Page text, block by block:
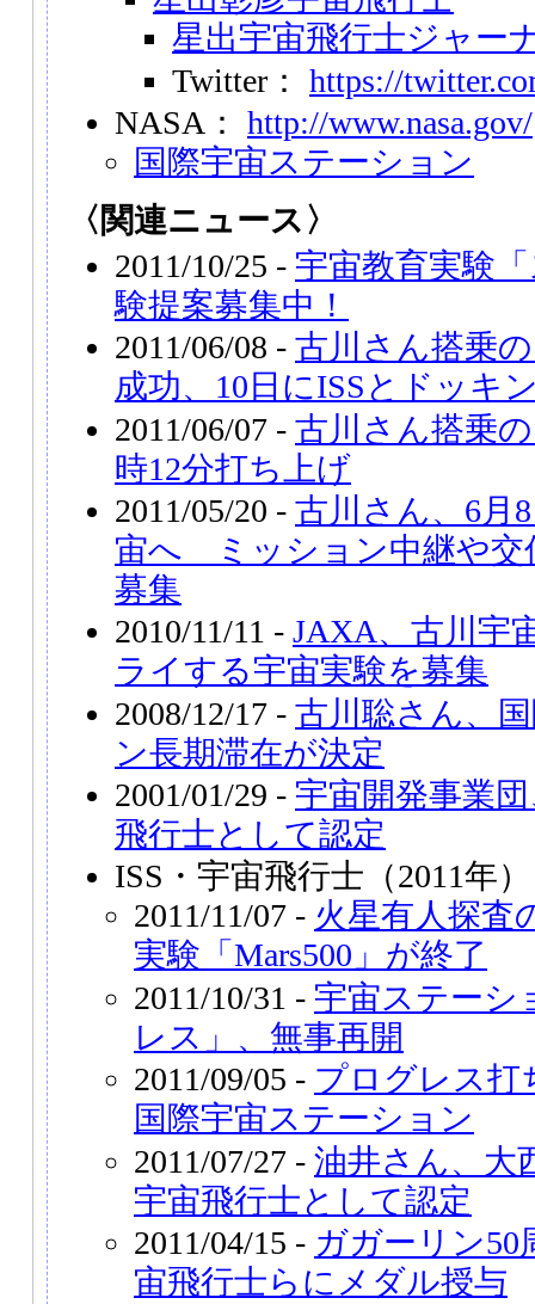
星出宇宙飛行士ジャー
Twitter： https://
NASA： http://www.nasa.gov/
国際宇宙ステーション
〈関連ニュース〉
2011/10/25 - 宇宙教育実験
験提案募集中！
2011/06/08 - 古川さん搭乗
成功、10日にISSとドッキ
2011/06/07 - 古川さん搭乗
時12分打ち上げ
2011/05/20 - 古川さん、6月
宙へ ミッション中継や交
募集
2010/11/11 - JAXA、古川宇
ライする宇宙実験を募集
2008/12/17 - 古川聡さん、
ン長期滞在が決定
2001/01/29 - 宇宙開発事業
飛行士として認定
ISS・宇宙飛行士（2011年
2011/11/07 - 火星有人探査
実験「Mars500」が終了
2011/10/31 - 宇宙ステーシ
レス」、無事再開
2011/09/05 - プログレス打
国際宇宙ステーション
2011/07/27 - 油井さん、大
宇宙飛行士として認定
2011/04/15 - ガガーリン50
宙飛行士らにメダル授与